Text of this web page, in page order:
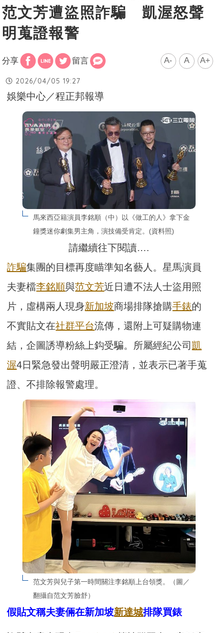
范文芳遭盜照詐騙 凱渥怒聲
明蒐證報警
分享 留言 A- A A+
2026/04/05 19:27
娛樂中心／程正邦報導
馬來西亞籍演員李銘順（中）以《做工的人》拿下金
鐘獎迷你劇集男主角，演技備受肯定。(資料照)
請繼續往下閱讀….
詐騙集團的目標再度瞄準知名藝人。星馬演員
夫妻檔李銘順與范文芳近日遭不法人士盜用照
片，虛構兩人現身新加坡商場排隊搶購手錶的
不實貼文在社群平台流傳，還附上可疑購物連
結，企圖誘導粉絲上鈎受騙。所屬經紀公司凱
渥4日緊急發出聲明嚴正澄清，並表示已著手蒐
證、不排除報警處理。
范文芳與兒子第一時間關注李銘順上台領獎。（圖／
翻攝自范文芳臉舒）
假貼文稱夫妻倆在新加坡新達城排隊買錶